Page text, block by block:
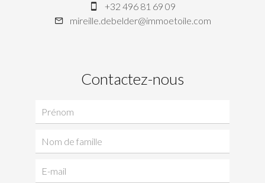
+32 496 81 69 09
mireille.debelder@immoetoile.com
Contactez-nous